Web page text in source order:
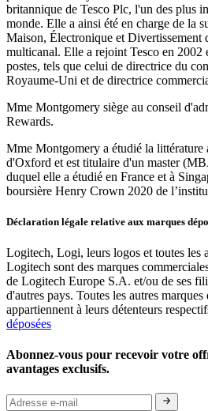
britannique de Tesco Plc, l'un des plus
monde. Elle a ainsi été en charge de la
Maison, Électronique et Divertissement
multicanal. Elle a rejoint Tesco en 2002
postes, tels que celui de directrice du
Royaume-Uni et de directrice
Mme Montgomery siège au conseil
Rewards.
Mme Montgomery a étudié la littérature
d'Oxford et est titulaire d'un master
duquel elle a étudié en France et à
boursière Henry Crown 2020 de
Déclaration légale relative aux marques
Logitech, Logi, leurs logos et toutes les
Logitech sont des marques
de Logitech Europe S.A. et/ou de ses
d'autres pays. Toutes les autres marques
appartiennent à leurs détenteurs
déposées
Abonnez-vous pour recevoir votre
avantages exclusifs.